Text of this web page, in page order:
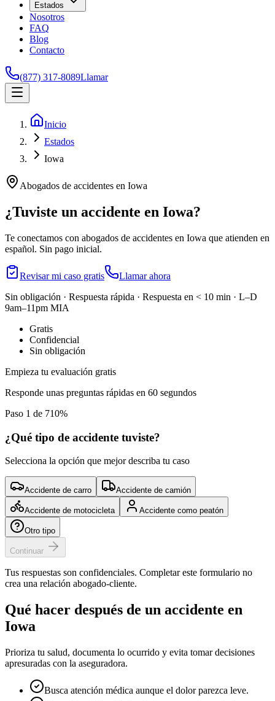
Estados
Nosotros
FAQ
Blog
Contacto
(877) 317-8089Llamar
Inicio
Estados
Iowa
Abogados de accidentes en Iowa
¿Tuviste un accidente en Iowa?
Te conectamos con abogados de accidentes en Iowa que atienden en
español. Sin pago inicial.
Revisar mi caso gratis
Llamar ahora
Sin obligación · Respuesta rápida · Respuesta en < 10 min · L–D
9am–11pm MIA
Gratis
Confidencial
Sin obligación
Empieza tu evaluación gratis
Responde unas preguntas rápidas en 60 segundos
Paso 1 de 710%
¿Qué tipo de accidente tuviste?
Selecciona la opción que mejor describa tu caso
Accidente de carro Accidente de camión
Accidente de motocicleta Accidente como peatón
Otro tipo
Continuar
Tus respuestas son confidenciales. Completar este formulario no
crea una relación abogado-cliente.
Qué hacer después de un accidente en
Iowa
Prioriza tu salud, documenta lo ocurrido y evita tomar decisiones
apresuradas con la aseguradora.
Busca atención médica aunque el dolor parezca leve.